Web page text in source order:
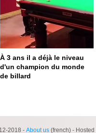
À 3 ans il a déjà le niveau
d'un champion du monde
de billard
2018 - About us (french) -